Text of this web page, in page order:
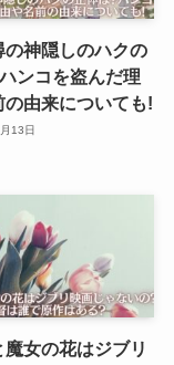
の神隠しのハクの
ンコを盗んだ理
の由来についても!
13日
魔女の花はジブリ